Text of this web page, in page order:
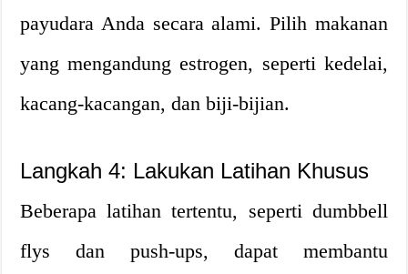
payudara Anda secara alami. Pilih makanan
yang mengandung estrogen, seperti kedelai,
kacang-kacangan, dan biji-bijian.
Langkah 4: Lakukan Latihan Khusus
Beberapa latihan tertentu, seperti dumbbell
flys dan push-ups, dapat membantu